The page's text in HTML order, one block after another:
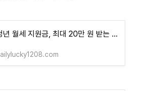
청년 월세 지원금, 최대 20만 원 받는 꿀팁 완벽 정리